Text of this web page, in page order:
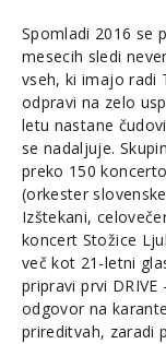
Spomladi 2016 se
mesecih sledi
vseh, ki imajo radi
odpravi na zelo
letu nastane
se nadaljuje.
preko 150
(orkester
Izštekani,
koncert Stožice
več kot 21-letni
pripravi prvi
odgovor na
prireditvah, zaradi